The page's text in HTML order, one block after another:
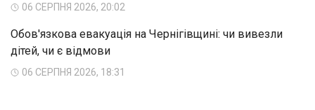
06 СЕРПНЯ 2026, 20:02
Обов'язкова евакуація на Чернігівщині: чи вивезли
дітей, чи є відмови
06 СЕРПНЯ 2026, 18:31